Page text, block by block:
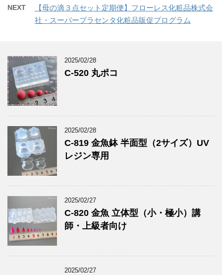
NEXT
【母の滴３点セット定期便】フローレス化粧品株式会
社・スーパープラセンタ化粧品販促プログラム
2025/02/28
C-520 丸ポコ
2025/02/28
C-819 金魚鉢 半面型（2サイズ）UV
レジン専用
2025/02/27
C-820 金魚 立体型（小・極小）講
師・上級者向け
2025/02/27